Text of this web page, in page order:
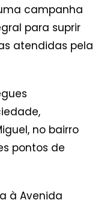
campanha
para suprir
atendidas pela
no bairro
pontos de
à Avenida